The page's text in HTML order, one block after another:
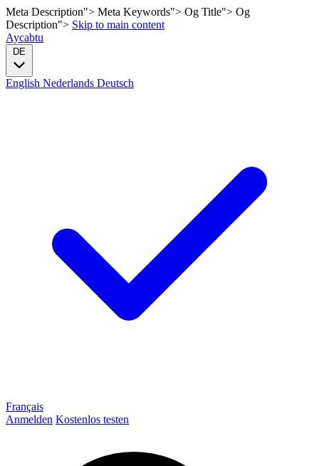
Meta Description"> Meta Keywords"> Og Title"> Og
Description"> Skip to main content
Aycabtu
DE
English Nederlands Deutsch
Français
Anmelden Kostenlos testen